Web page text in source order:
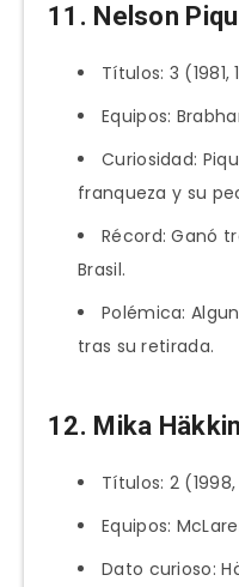
11. Nelson
Títulos: 3 (1981,
Equipos:
Curiosidad:
franqueza y su
Récord: Ganó
Brasil.
Polémica:
tras su retirada.
12. Mika
Títulos: 2 (1998,
Equipos:
Dato curioso: